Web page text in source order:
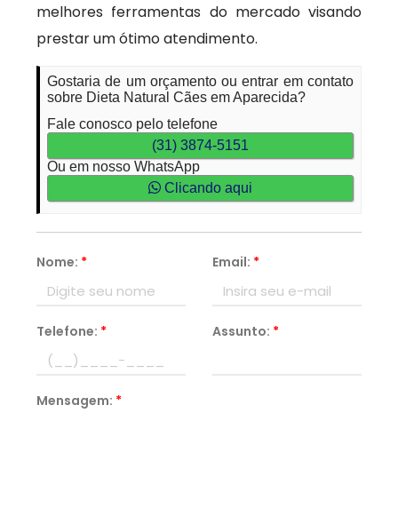
melhores ferramentas do mercado visando
prestar um ótimo atendimento.
Gostaria de um orçamento ou entrar em contato
sobre Dieta Natural Cães em Aparecida?
Fale conosco pelo telefone
(31) 3874-5151
Ou em nosso WhatsApp
Clicando aqui
Nome: * Email: *
Telefone: * Assunto: *
Mensagem: *